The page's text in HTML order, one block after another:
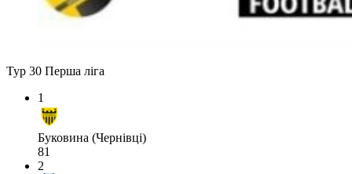
Тур 30 Перша ліга
1
Буковина (Чернівці)
81
2